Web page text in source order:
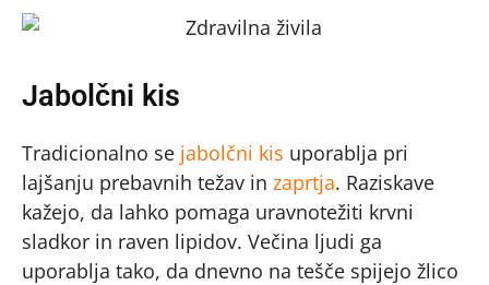
Jabolčni kis
Tradicionalno se jabolčni kis uporablja pri
lajšanju prebavnih težav in zaprtja. Raziskave
kažejo, da lahko pomaga uravnotežiti krvni
sladkor in raven lipidov. Večina ljudi ga
uporablja tako, da dnevno na tešče spijejo žlico